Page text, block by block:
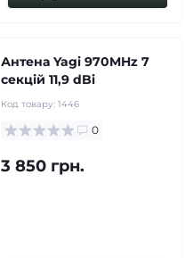
Антена Yagi 970MHz 7
cекцій 11,9 dBi
Код товару: 1446
0
3 850 грн.